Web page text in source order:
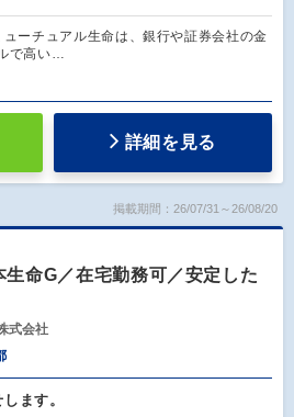
ーチュアル生命は、銀行や証券会社の金
で高い…
詳細を見る
掲載期間：26/07/31～26/08/20
命G／在宅勤務可／安定した
式会社
ます。